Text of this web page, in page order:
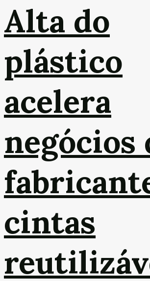
Alta do
plástico
acelera
negócios
cintas